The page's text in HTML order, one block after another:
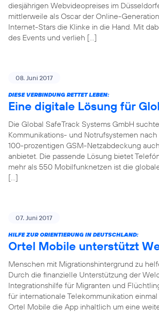
diesjährigen Webvideopreises im
mittlerweile als Oscar der Online-
Internet-Stars die Klinke in die Hand. Mit
des Events und verlieh […]
08. Juni 2017
DIESE VERBINDUNG RETTET LEBEN:
Eine digitale Lösung für
Die Global SafeTrack Systems GmbH
Kommunikations- und Notrufsystemen
100-prozentigen GSM-Netzabdeckung
anbietet. Die passende Lösung bietet
mehr als 550 Mobilfunknetzen ist die
[…]
07. Juni 2017
HILFE ZUR ORIENTIERUNG IN DEUTSCHLAND:
Ortel Mobile unterstützt
Menschen mit Migrationshintergrund zu
Durch die finanzielle Unterstützung der
Integrationshilfe für Migranten und
für internationale Telekommunikation
Ortel Mobile die App inhaltlich um eine